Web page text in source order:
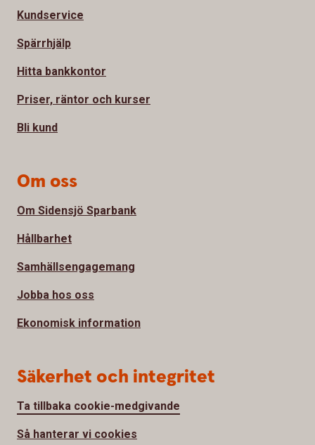
Kundservice
Spärrhjälp
Hitta bankkontor
Priser, räntor och kurser
Bli kund
Om oss
Om Sidensjö Sparbank
Hållbarhet
Samhällsengagemang
Jobba hos oss
Ekonomisk information
Säkerhet och integritet
Ta tillbaka cookie-medgivande
Så hanterar vi cookies